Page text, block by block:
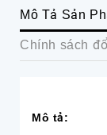
Mô Tả Sản
Chính sách
Mô tả: